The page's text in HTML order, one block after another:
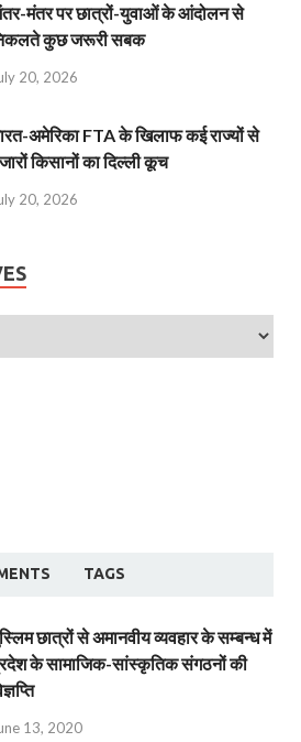
मंतर पर छात्रों-युवाओं के आंदोलन से
कुछ जरूरी सबक
20, 2026
अमेरिका FTA के खिलाफ कई राज्यों से
किसानों का दिल्ली कूच
20, 2026
TAGS
छात्रों से अमानवीय व्यवहार के सम्बन्ध में
के सामाजिक-सांस्कृतिक संगठनों की
13, 2020